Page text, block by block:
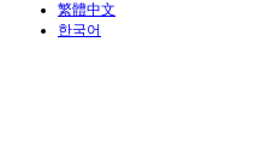
繁體中文
한국어